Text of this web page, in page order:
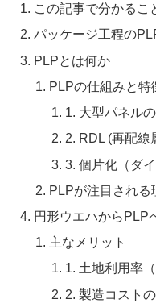
この記事で分かるこ
パッケージ工程の
PLPとは何か
PLPの仕組みと特
1. 大型パネル
2. RDL (再配線
3. 個片化（ダイ
PLPが注目される
円形ウエハからPLP
主なメリット
1. 土地利用率
2. 製造コスト